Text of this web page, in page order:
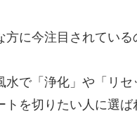
方に今注目されてい
水で「浄化」や「リ
トを切りたい人に選ば